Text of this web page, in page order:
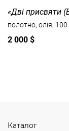
«Дві присвяти
полотно, олія,
2 000 $
Каталог